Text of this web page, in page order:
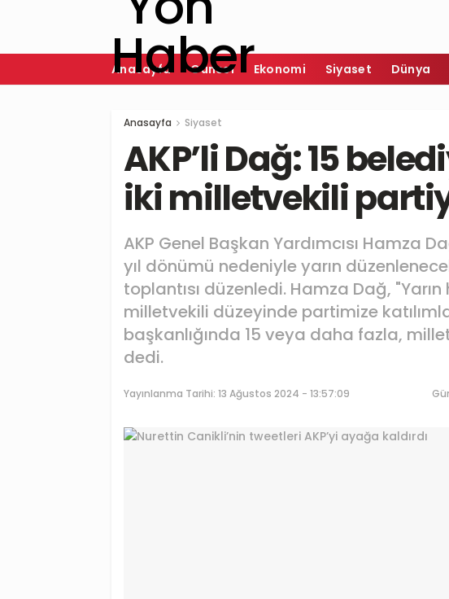
Anasayfa Güncel Ekonomi Siyaset Dünya
Anasayfa Siyaset
AKP’li Dağ: 15
iki milletvekili
AKP Genel Başkan Yardımcısı Hamza
yıl dönümü nedeniyle yarın
toplantısı düzenledi. Hamza Dağ,
milletvekili düzeyinde partimize
başkanlığında 15 veya daha fazla,
dedi.
Yayınlanma Tarihi: 13 Ağustos 2024 - 13:57:09